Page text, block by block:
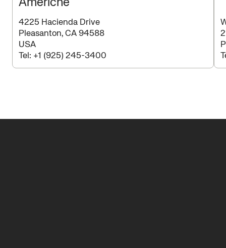
Americhe
4225 Hacienda Drive
Pleasanton, CA 94588
USA
Tel: +1 (925) 245-3400